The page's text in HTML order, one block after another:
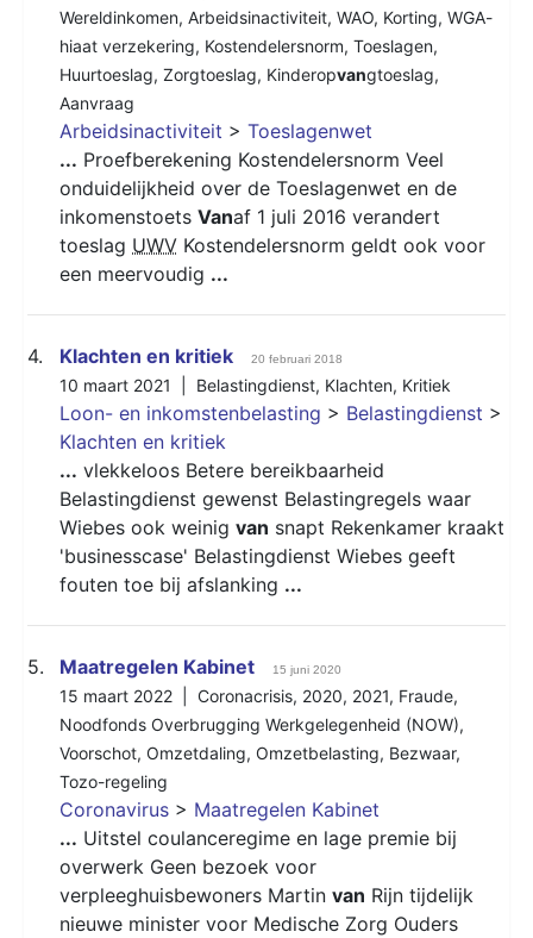
Wereldinkomen, Arbeidsinactiviteit, WAO, Korting, WGA-
hiaat verzekering, Kostendelersnorm, Toeslagen,
Huurtoeslag, Zorgtoeslag, Kinderopvangtoeslag,
Aanvraag
Arbeidsinactiviteit > Toeslagenwet
... Proefberekening Kostendelersnorm Veel
onduidelijkheid over de Toeslagenwet en de
inkomenstoets Vanaf 1 juli 2016 verandert
toeslag UWV Kostendelersnorm geldt ook voor
een meervoudig ...
4. Klachten en kritiek 20 februari 2018
10 maart 2021 | Belastingdienst, Klachten, Kritiek
Loon- en inkomstenbelasting > Belastingdienst >
Klachten en kritiek
... vlekkeloos Betere bereikbaarheid
Belastingdienst gewenst Belastingregels waar
Wiebes ook weinig van snapt Rekenkamer kraakt
'businesscase' Belastingdienst Wiebes geeft
fouten toe bij afslanking ...
5. Maatregelen Kabinet 15 juni 2020
15 maart 2022 | Coronacrisis, 2020, 2021, Fraude,
Noodfonds Overbrugging Werkgelegenheid (NOW),
Voorschot, Omzetdaling, Omzetbelasting, Bezwaar,
Tozo-regeling
Coronavirus > Maatregelen Kabinet
... Uitstel coulanceregime en lage premie bij
overwerk Geen bezoek voor
verpleeghuisbewoners Martin van Rijn tijdelijk
nieuwe minister voor Medische Zorg Ouders